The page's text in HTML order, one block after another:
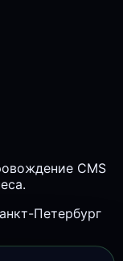
CMS
Петербург